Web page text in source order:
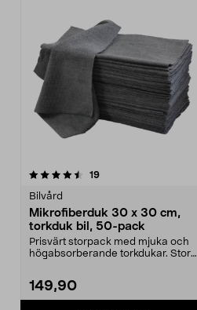
19recensioner
Bilvård
Mikrofiberduk 30 x 30 cm,
torkduk bil, 50-pack
Prisvärt storpack med mjuka och
högabsorberande torkdukar. Stora
149,90
4.0 av 5 stjärnor